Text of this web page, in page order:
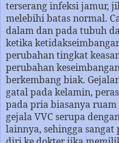
terserang infeksi jamur,
melebihi batas normal.
dalam dan pada tubuh
ketika
perubahan tingkat
perubahan
berkembang biak.
gatal pada kelamin,
pada pria biasanya ruam
gejala VVC serupa
lainnya, sehingga